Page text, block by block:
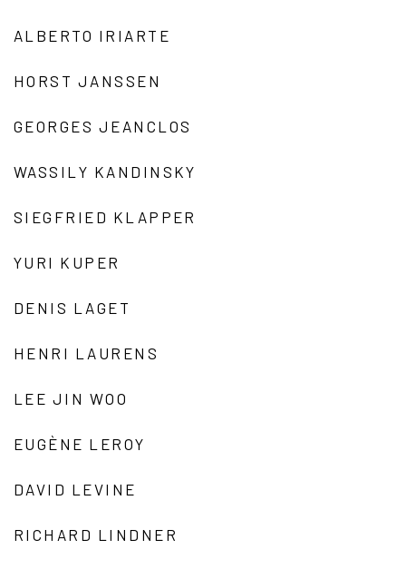
ALBERTO IRIARTE
HORST JANSSEN
GEORGES JEANCLOS
WASSILY KANDINSKY
SIEGFRIED KLAPPER
YURI KUPER
DENIS LAGET
HENRI LAURENS
LEE JIN WOO
EUGÈNE LEROY
DAVID LEVINE
RICHARD LINDNER